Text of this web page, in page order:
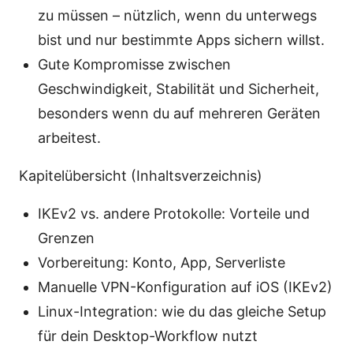
zu müssen – nützlich, wenn du unterwegs
bist und nur bestimmte Apps sichern willst.
Gute Kompromisse zwischen
Geschwindigkeit, Stabilität und Sicherheit,
besonders wenn du auf mehreren Geräten
arbeitest.
Kapitelübersicht (Inhaltsverzeichnis)
IKEv2 vs. andere Protokolle: Vorteile und
Grenzen
Vorbereitung: Konto, App, Serverliste
Manuelle VPN-Konfiguration auf iOS (IKEv2)
Linux-Integration: wie du das gleiche Setup
für dein Desktop-Workflow nutzt